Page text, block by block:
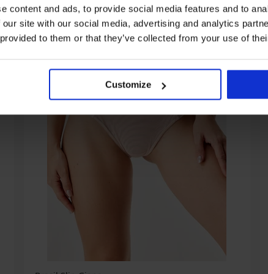
content and ads, to provide social media features and to
site with our social media, advertising and analytics
to them or that they’ve collected from your use of
Customize